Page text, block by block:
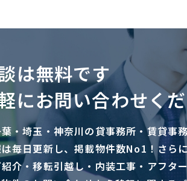
は無料です
にお問い合わせく
・埼玉・神奈川の貸事務所・賃貸事
毎日更新し、掲載物件数No1！さら
介・移転引越し・内装工事・アフタ